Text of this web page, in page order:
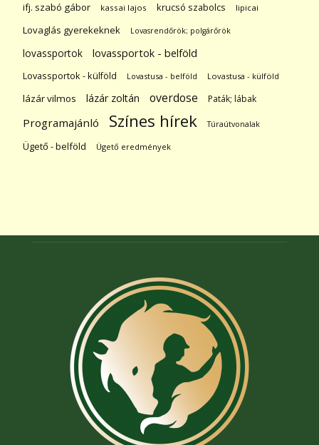
ifj. szabó gábor kassai lajos krucsó szabolcs lipicai
Lovaglás gyerekeknek Lovasrendőrök; polgárőrök
lovassportok lovassportok - belföld
Lovassportok - külföld Lovastusa - belföld Lovastusa - külföld
lázár vilmos lázár zoltán overdose Paták; lábak
Programajánló Színes hírek Túraútvonalak
Ügető - belföld Ügető eredmények